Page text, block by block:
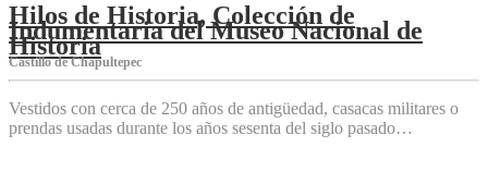
Hilos de Historia, Colección de
Indumentaria del Museo Nacional de
Historia
Castillo de Chapultepec
Vestidos con cerca de 250 años de antigüedad, casacas militares o
prendas usadas durante los años sesenta del siglo pasado…